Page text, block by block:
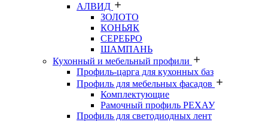
АЛВИД
ЗОЛОТО
КОНЬЯК
СЕРЕБРО
ШАМПАНЬ
Кухонный и мебельный профили
Профиль-царга для кухонных баз
Профиль для мебельных фасадов
Комплектующие
Рамочный профиль РЕХАУ
Профиль для светодиодных лент